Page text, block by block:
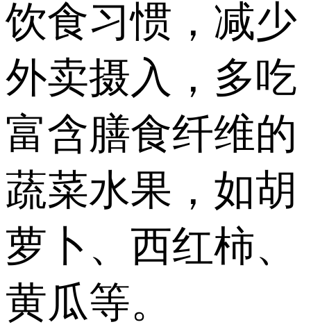
饮食习惯，减少
外卖摄入，多吃
富含膳食纤维的
蔬菜水果，如胡
萝卜、西红柿、
黄瓜等。